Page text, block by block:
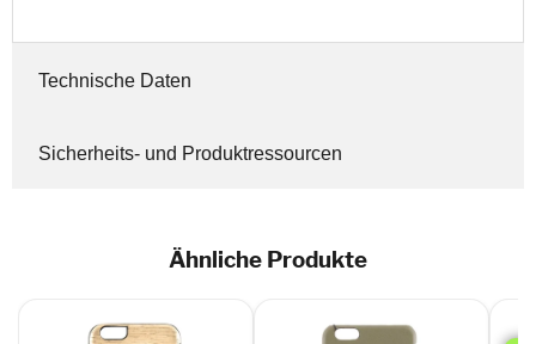
Technische Daten
Sicherheits- und Produktressourcen
Ähnliche Produkte